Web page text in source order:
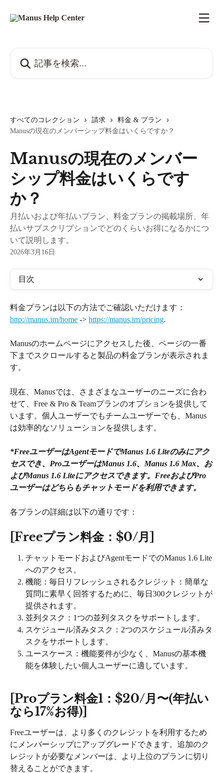
すべてのコレクション 請求
料金 & プラン
Manusの現在のメンバーシップ料金はいくらですか？
Manusの現在のメンバー
シップ料金はいくらです
か？
月払いおよび年払いプラン、料金プランの掲載場所、年
払いサブスクリプションでどのくらいお得になるかにつ
いて説明します。
2026年3月16日
目次
料金プランは以下の方法でご確認いただけます：
http://manus.im/home -> https://manus.im/pricing.
Manusのホームページにアクセスした後、ページの一番
下までスクロールすると製品の料金プランが表示されま
す。
現在、Manusでは、さまざまなユーザーのニーズに合わ
せて、Free & Pro & Teamプランのオプションを提供して
います。個人ユーザーでもチームユーザーでも、Manus
は効率的なソリューションを提供します。
*FreeユーザーはAgentモードでManus 1.6 Liteのみにアク
セスでき、ProユーザーはManus 1.6、Manus 1.6 Max、お
よびManus 1.6 Liteにアクセスできます。FreeおよびPro
ユーザーはどちらもチャットモードを利用できます。
各プランの詳細は以下の通りです：
[Freeプラン料金：$0/月]
チャットモードおよびAgentモードでのManus 1.6 Lite
へのアクセス。
機能：毎日リフレッシュされるクレジット：簡単な
質問に素早く回答するために、毎日300クレジットが
提供されます。
並列タスク：1つの並列タスクをサポートします。
スケジュール済みタスク：2つのスケジュール済みタ
スクをサポートします。
ユースケース：機能要件が少なく、Manusの基本機
能を体験したい個人ユーザーに適しています。
[Proプラン料金1：$20/月〜(年払い
なら17%お得)]
Freeユーザーは、より多くのクレジットを利用するため
にメンバーシップにアップグレードできます。追加のク
レジットが必要なメンバーは、より上位のプランに切り
替えることができます。